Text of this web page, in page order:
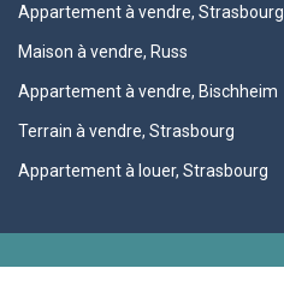
Appartement à vendre, Strasbourg
Maison à vendre, Russ
Appartement à vendre, Bischheim
Terrain à vendre, Strasbourg
Appartement à louer, Strasbourg